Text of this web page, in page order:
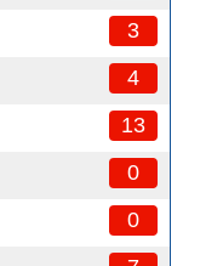
3
4
13
0
0